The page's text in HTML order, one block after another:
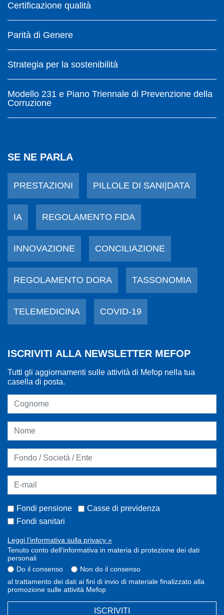
Certificazione qualità
Parità di Genere
Strategia per la sostenibilità
Modello 231 e Piano Triennale di Prevenzione della
Corruzione
SE NE PARLA
PRESTAZIONI PILLOLE DI SANI|DATA
IA REGOLAMENTO FIDA
INNOVAZIONE CONCILIAZIONE
REGOLAMENTO DORA TASSONOMIA
TELEMEDICINA COVID-19
ISCRIVITI ALLA NEWSLETTER MEFOP
Tutti gli aggiornamenti sulle attività di Mefop nella tua
casella di posta.
Fondi pensione
Casse di previdenza
Fondi sanitari
Leggi l'informativa sulla privacy »
Tenuto conto dell'informativa in materia di protezione dei dati
personali
Do il consenso
Non do il consenso
al trattamento dei dati ai fini di invio di materiale finalizzato alla
promozione sulle attività Mefop
ISCRIVITI